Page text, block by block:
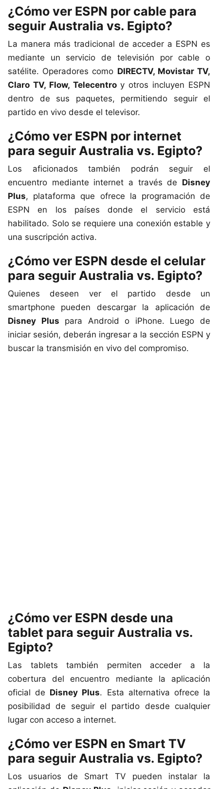
¿Cómo ver ESPN por cable para
seguir Australia vs. Egipto?
La manera más tradicional de acceder a ESPN es
mediante un servicio de televisión por cable o
satélite. Operadores como DIRECTV, Movistar TV,
Claro TV, Flow, Telecentroy otros incluyen ESPN
dentro de sus paquetes, permitiendo seguir el
partido en vivo desde el televisor.
¿Cómo ver ESPN por internet
para seguir Australia vs. Egipto?
Los aficionados también podrán seguir el
encuentro mediante internet a través de Disney
Plus, plataforma que ofrece la programación de
ESPN en los países donde el servicio está
habilitado. Solo se requiere una conexión estable y
una suscripción activa.
¿Cómo ver ESPN desde el celular
para seguir Australia vs. Egipto?
Quienes deseen ver el partido desde un
smartphone pueden descargar la aplicación de
Disney Plus para Android o iPhone. Luego de
iniciar sesión, deberán ingresar a la sección ESPN y
buscar la transmisión en vivo del compromiso.
¿Cómo ver ESPN desde una
tablet para seguir Australia vs.
Egipto?
Las tablets también permiten acceder a la
cobertura del encuentro mediante la aplicación
oficial de Disney Plus. Esta alternativa ofrece la
posibilidad de seguir el partido desde cualquier
lugar con acceso a internet.
¿Cómo ver ESPN en Smart TV
para seguir Australia vs. Egipto?
Los usuarios de Smart TV pueden instalar la